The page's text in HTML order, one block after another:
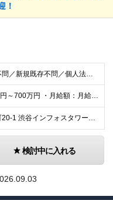
！
・営業経験（業界不問／新規既存不問／個人法人不問） ※経験年数よりも、経験の濃さやスキル、パーソナリティを重視します ≪求める人物像≫ ・ホスピタリティがあり、丁寧なコミュニケーションが取れる方 ・
・想定年収：450万円～700万円 ・月給額：月給300,000円～466,700円 ・みなし残業代：45時間分（79,000円～122,000円） --------------- 昇給年2回・賞与年
東京都渋谷区桜丘町20-1 渋谷インフォスタワー16階 ★原則出社ですが、リモートワークは週1まで可能です。 （変更の可能性）上記を除く当社関連勤務地
検討中に入れる